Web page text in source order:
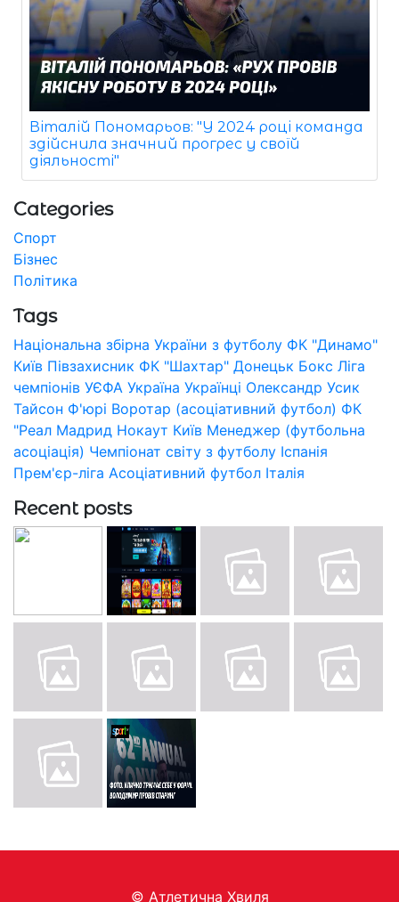
Віталій Пономарьов: "У 2024 році команда
здійснила значний прогрес у своїй
діяльності"
Categories
Спорт
Бізнес
Політика
Tags
Національна збірна України з футболу ФК "Динамо"
Київ Півзахисник ФК "Шахтар" Донецьк Бокс Ліга
чемпіонів УЄФА Україна Українці Олександр Усик
Тайсон Ф'юрі Воротар (асоціативний футбол) ФК
"Реал Мадрид Нокаут Київ Менеджер (футбольна
асоціація) Чемпіонат світу з футболу Іспанія
Прем'єр-ліга Асоціативний футбол Італія
Recent posts
© Aтлетична Хвиля